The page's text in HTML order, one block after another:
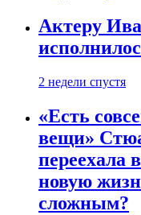
Актеру
2 недели спустя
«Есть
вещи»
переехала
новую
сложным?